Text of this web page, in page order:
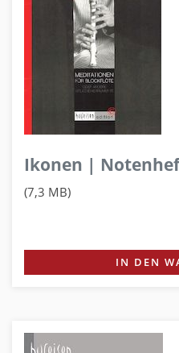
Ikonen |
(7,3 MB)
IN DEN